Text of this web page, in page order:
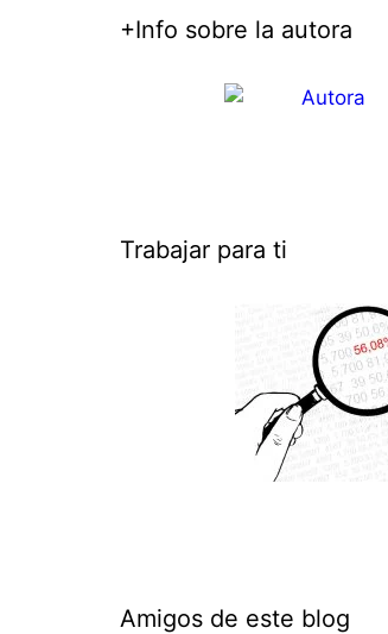
+Info sobre la autora
Trabajar para ti
Amigos de este blog